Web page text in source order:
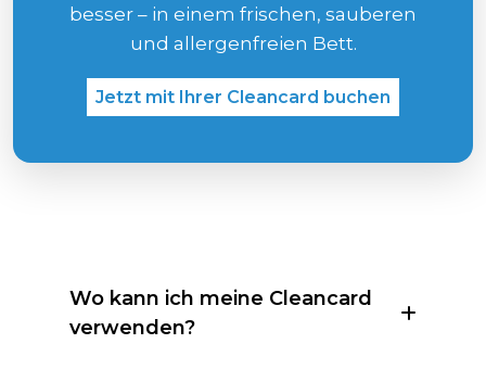
besser – in einem frischen, sauberen
und allergenfreien Bett.
Jetzt mit Ihrer Cleancard buchen
Wo kann ich meine Cleancard
verwenden?